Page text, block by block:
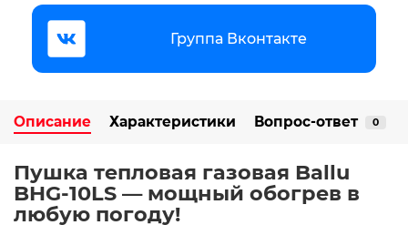
Группа Вконтакте
Описание Характеристики Вопрос-ответ 0
Пушка тепловая газовая Ballu
BHG-10LS — мощный обогрев в
любую погоду!